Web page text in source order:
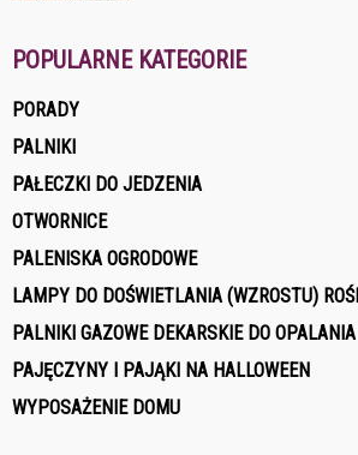
POPULARNE KATEGORIE
PORADY
PALNIKI
PAŁECZKI DO JEDZENIA
OTWORNICE
PALENISKA OGRODOWE
LAMPY DO DOŚWIETLANIA (WZROSTU)
PALNIKI GAZOWE DEKARSKIE DO
PAJĘCZYNY I PAJĄKI NA HALLOWEEN
WYPOSAŻENIE DOMU